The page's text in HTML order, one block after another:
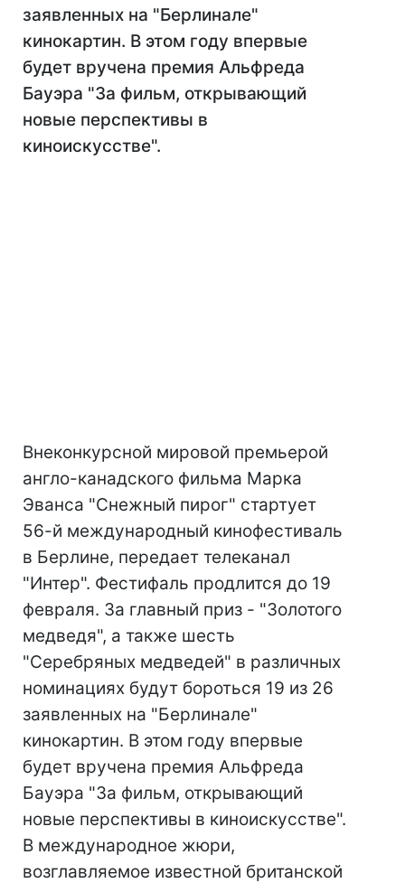
заявленных на "Берлинале"
кинокартин. В этом году впервые
будет вручена премия Альфреда
Бауэра "За фильм, открывающий
новые перспективы в
киноискусстве".
Внеконкурсной мировой премьерой
англо-канадского фильма Марка
Эванса "Снежный пирог" стартует
56-й международный кинофестиваль
в Берлине, передает телеканал
"Интер". Фестифаль продлится до 19
февраля. За главный приз - "Золотого
медведя", а также шесть
"Серебряных медведей" в различных
номинациях будут бороться 19 из 26
заявленных на "Берлинале"
кинокартин. В этом году впервые
будет вручена премия Альфреда
Бауэра "За фильм, открывающий
новые перспективы в киноискусстве".
В международное жюри,
возглавляемое известной британской